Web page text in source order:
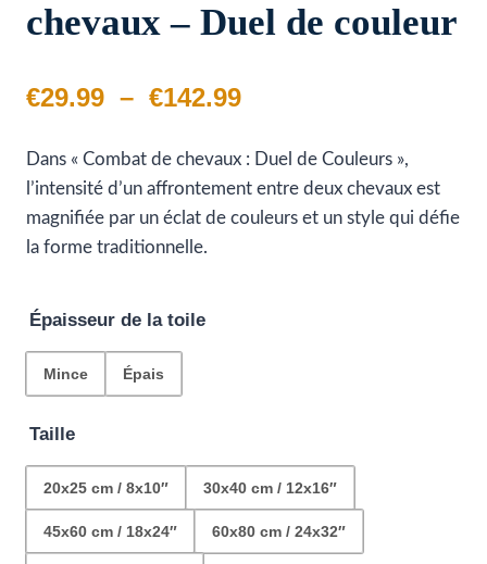
chevaux – Duel de couleur
€29.99 – €142.99Plage
prix :
€29.99
Dans « Combat de chevaux : Duel de Couleurs »,
l’intensité d’un affrontement entre deux chevaux est
magnifiée par un éclat de couleurs et un style qui défie
la forme traditionnelle.
Épaisseur de la toile
Mince Épais
Taille
20x25 cm / 8x10″ 30x40 cm / 12x16″
45x60 cm / 18x24″ 60x80 cm / 24x32″